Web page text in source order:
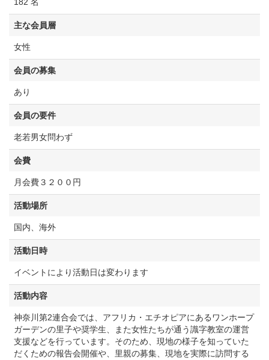
182 名
主な会員層
女性
会員の募集
あり
会員の要件
老若男女問わず
会費
月会費３２００円
活動場所
国内、海外
活動日時
イベントにより活動日は変わります
活動内容
神奈川第2連合会では、アフリカ・エチオピアにあるワンホープ
ガーデンの里子や奨学生、また女性たちが通う識字教室の運営
支援などを行っています。そのため、現地の様子を知っていた
だくための報告会開催や、里親の募集、現地を実際に訪問する